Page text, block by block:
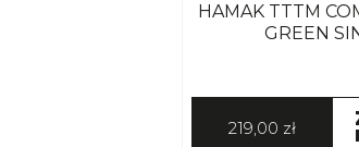
HAMAK TTTM
GREEN
219,00 zł